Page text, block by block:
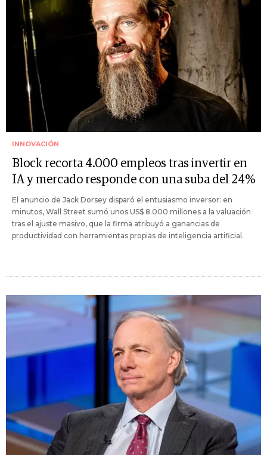
INNOVACIÓN
Block recorta 4.000 empleos tras invertir en
IA y mercado responde con una suba del 24%
El anuncio de Jack Dorsey disparó el entusiasmo inversor: en
minutos, Wall Street sumó unos US$ 8.000 millones a la valuación
tras el ajuste masivo, que la firma atribuyó a ganancias de
productividad con herramientas propias de inteligencia artificial.